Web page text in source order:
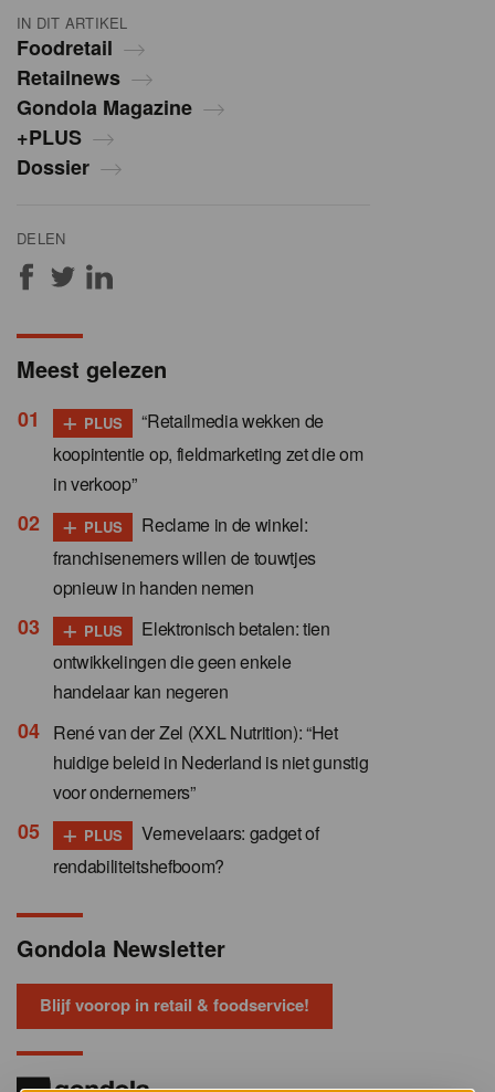
IN DIT ARTIKEL
Foodretail
Retailnews
Gondola Magazine
+PLUS
Dossier
DELEN
Meest gelezen
+ PLUS
“Retailmedia wekken de
koopintentie op, fieldmarketing zet die om
in verkoop”
+ PLUS
Reclame in de winkel:
franchisenemers willen de touwtjes
opnieuw in handen nemen
+ PLUS
Elektronisch betalen: tien
ontwikkelingen die geen enkele
handelaar kan negeren
René van der Zel (XXL Nutrition): “Het
huidige beleid in Nederland is niet gunstig
voor ondernemers”
+ PLUS
Vernevelaars: gadget of
rendabiliteitshefboom?
Gondola Newsletter
Blijf voorop in retail & foodservice!